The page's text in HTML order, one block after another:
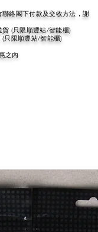
絡閣下付款及交收方法，謝
(只限順豐站/智能櫃)
只限順豐站/智能櫃)
之內